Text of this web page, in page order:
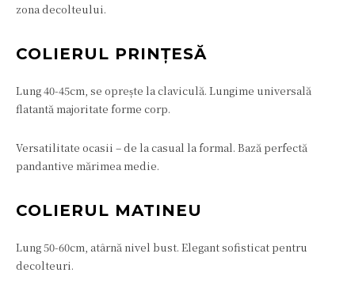
zona decolteului.
COLIERUL PRINȚESĂ
Lung 40-45cm, se oprește la claviculă. Lungime universală
flatantă majoritate forme corp.
Versatilitate ocasii – de la casual la formal. Bază perfectă
pandantive mărimea medie.
COLIERUL MATINEU
Lung 50-60cm, atârnă nivel bust. Elegant sofisticat pentru
decolteuri.